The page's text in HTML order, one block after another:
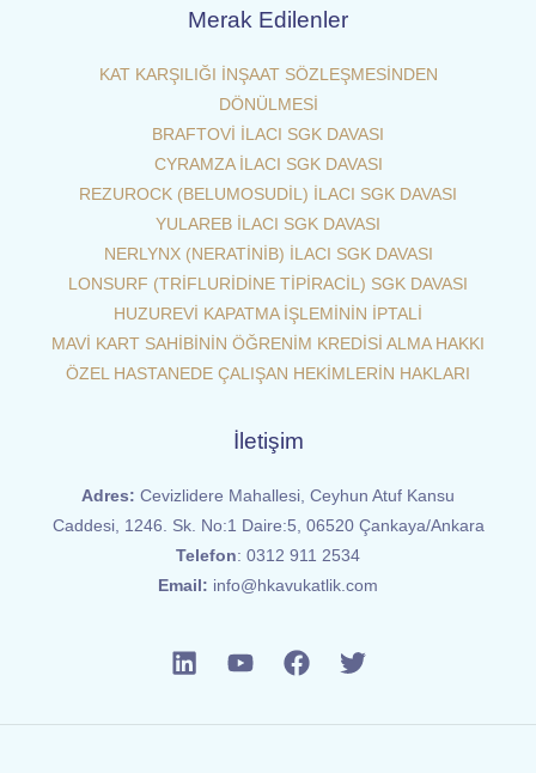
Merak Edilenler
KAT KARŞILIĞI İNŞAAT SÖZLEŞMESİNDEN
DÖNÜLMESİ
BRAFTOVİ İLACI SGK DAVASI
CYRAMZA İLACI SGK DAVASI
REZUROCK (BELUMOSUDİL) İLACI SGK DAVASI
YULAREB İLACI SGK DAVASI
NERLYNX (NERATİNİB) İLACI SGK DAVASI
LONSURF (TRİFLURİDİNE TİPİRACİL) SGK DAVASI
HUZUREVİ KAPATMA İŞLEMİNİN İPTALİ
MAVİ KART SAHİBİNİN ÖĞRENİM KREDİSİ ALMA HAKKI
ÖZEL HASTANEDE ÇALIŞAN HEKİMLERİN HAKLARI
İletişim
Adres: Cevizlidere Mahallesi, Ceyhun Atuf Kansu
Caddesi, 1246. Sk. No:1 Daire:5, 06520 Çankaya/Ankara
Telefon: 0312 911 2534
Email: info@hkavukatlik.com